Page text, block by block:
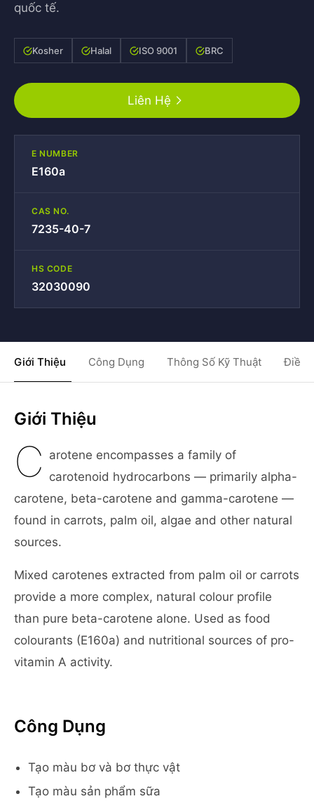
quốc tế.
Kosher Halal ISO 9001 BRC
Liên Hệ
E NUMBER
E160a
CAS NO.
7235-40-7
HS CODE
32030090
Giới Thiệu Công Dụng Thông Số Kỹ Thuật Điều
Giới Thiệu
C arotene encompasses a family of
carotenoid hydrocarbons — primarily alpha-
carotene, beta-carotene and gamma-carotene —
found in carrots, palm oil, algae and other natural
sources.
Mixed carotenes extracted from palm oil or carrots
provide a more complex, natural colour profile
than pure beta-carotene alone. Used as food
colourants (E160a) and nutritional sources of pro-
vitamin A activity.
Công Dụng
Tạo màu bơ và bơ thực vật
Tạo màu sản phẩm sữa